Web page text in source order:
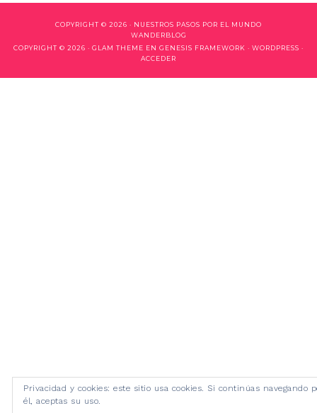
COPYRIGHT © 2026 · NUESTROS PASOS POR EL MUNDO
WANDERBLOG
COPYRIGHT © 2026 · GLAM THEME EN GENESIS FRAMEWORK · WORDPRESS ·
ACCEDER
Privacidad y cookies: este sitio usa cookies. Si continúas navegando
él, aceptas su uso.